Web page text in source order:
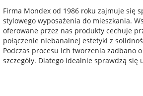
Firma Mondex od 1986 roku zajmuje się
stylowego wyposażenia do mieszkania.
oferowane przez nas produkty cechuje
połączenie niebanalnej estetyki z
Podczas procesu ich tworzenia zadbano
szczegóły. Dlatego idealnie sprawdzą się